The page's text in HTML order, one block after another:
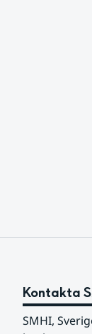
Kontakta
SMHI,